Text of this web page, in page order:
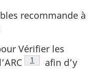
recommande à
Vérifier les
Note de bas de
1
afin d’y